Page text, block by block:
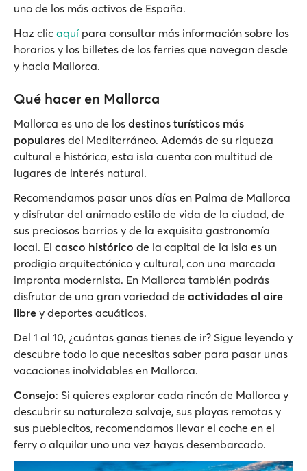
uno de los más activos de España.
Haz clic aquípara consultar más información sobre los
horarios y los billetes de los ferries que navegan desde
y hacia Mallorca.
Qué hacer en Mallorca
Mallorca es uno de los destinos turísticos más
populares del Mediterráneo. Además de su riqueza
cultural e histórica, esta isla cuenta con multitud de
lugares de interés natural.
Recomendamos pasar unos días en Palma de Mallorca
y disfrutar del animado estilo de vida de la ciudad, de
sus preciosos barrios y de la exquisita gastronomía
local. El casco histórico de la capital de la isla es un
prodigio arquitectónico y cultural, con una marcada
impronta modernista. En Mallorca también podrás
disfrutar de una gran variedad de actividades al aire
libre y deportes acuáticos.
Del 1 al 10, ¿cuántas ganas tienes de ir? Sigue leyendo y
descubre todo lo que necesitas saber para pasar unas
vacaciones inolvidables en Mallorca.
Consejo: Si quieres explorar cada rincón de Mallorca y
descubrir su naturaleza salvaje, sus playas remotas y
sus pueblecitos, recomendamos llevar el coche en el
ferry o alquilar uno una vez hayas desembarcado.